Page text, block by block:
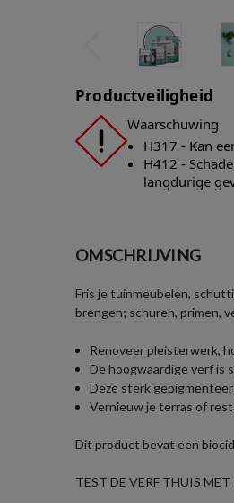
Productveiligheid
Waarschuwing
H317 - Kan
H412 -
langdurige
OMSCHRIJVING
Fris je tuinmeubelen,
brengen; schuren, primen,
Renoveer pleisterwerk,
De hoogwaardige verf is
Deze sterk
Vernieuw je terras of
Dit product bevat een
TEST DE VERF THUIS